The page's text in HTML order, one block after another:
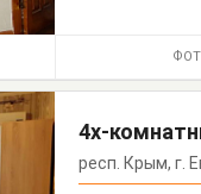
4х-
респ. Крым, г.